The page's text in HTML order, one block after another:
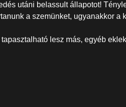
utáni belassult állapotot!
a szemünket, ugyanakkor a
tapasztalható lesz más, egyéb